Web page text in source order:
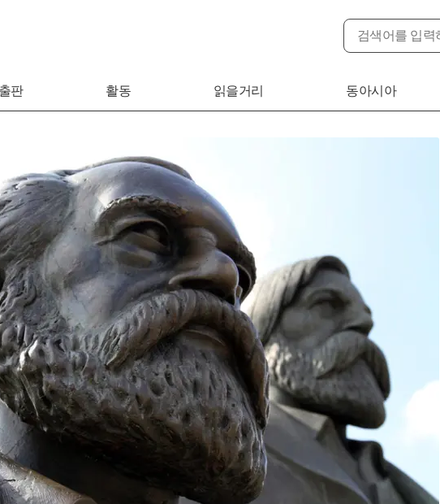
출판 활동 읽을거리 동아시아